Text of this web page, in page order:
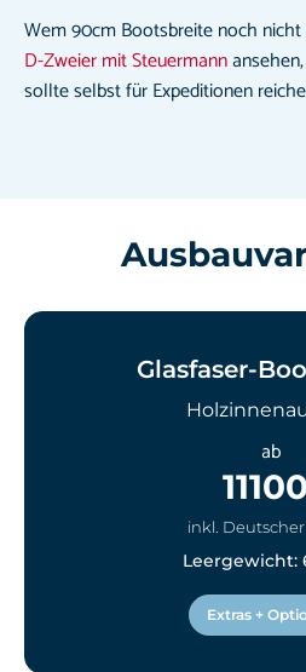
Wem 90cm Bootsbreite noch
D-Zweier mit Steuermann
sollte selbst für Expeditionen
Glasfaser-
ab
11100
inkl. Deutscher
Leergewicht:
Extras +